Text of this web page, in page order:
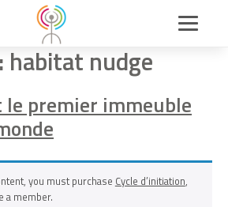
habitat nudge
le premier immeuble
you must purchase Cycle d’initiation,
a member.